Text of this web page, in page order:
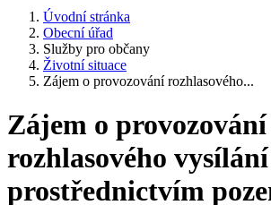
Úvodní stránka
Obecní úřad
Služby pro občany
Životní situace
Zájem o provozování rozhlasového...
Zájem o provozování
rozhlasového vysílání
prostřednictvím